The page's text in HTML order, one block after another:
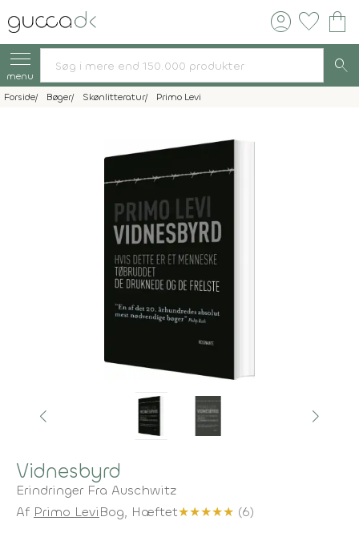
account_circle favorite shopping_bag
menu search
Forside Bøger Skønlitteratur Primo Levi
Vidnesbyrd
Erindringer Fra Auschwitz
Af Primo LeviBog, Hæftet★★★★★ (6)